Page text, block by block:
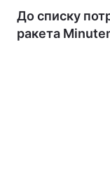
До списку
ракета